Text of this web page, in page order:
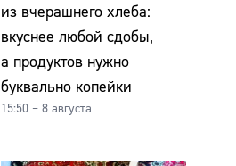
из вчерашнего хлеба:
вкуснее любой сдобы,
а продуктов нужно
буквально копейки
15:50 – 8 августа